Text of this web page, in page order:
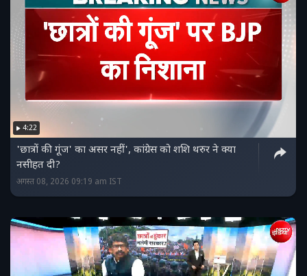
4:22
'छात्रों की गूंज' का असर नहीं', कांग्रेस को शशि थरुर ने क्या
नसीहत दी?
अगस्त 08, 2026 09:19 am IST